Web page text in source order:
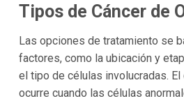
Tipos de Cáncer de
Las opciones de tratamiento se
factores, como la ubicación y
el tipo de células involucradas. El
ocurre cuando las células